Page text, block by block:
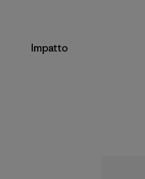
Impatto